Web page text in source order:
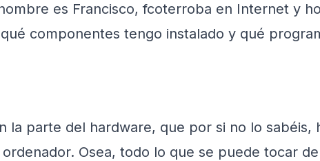
es Francisco, fcoterroba en Internet y
componentes tengo instalado y qué
la parte del hardware, que por si no lo
Osea, todo lo que se puede tocar